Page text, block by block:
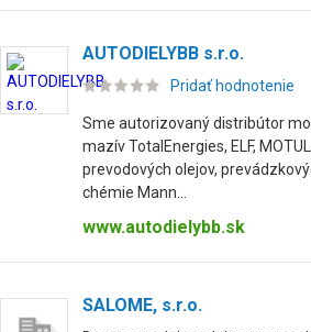
AUTODIELYBB s.r.o.
Pridať hodnotenie
Sme autorizovaný distribútor
mazív TotalEnergies, ELF,
prevodových olejov,
chémie Mann...
www.autodielybb.sk
SALOME, s.r.o.